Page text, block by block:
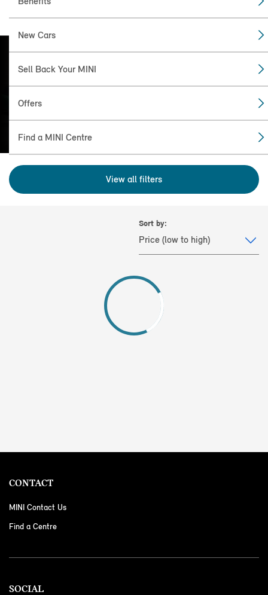
New Cars
Sell Back Your MINI
Offers
Find a MINI Centre
FIND THE
MINI FOR YOU
View all filters
Sort by:
CONTACT
MINI Contact Us
Find a Centre
SOCIAL